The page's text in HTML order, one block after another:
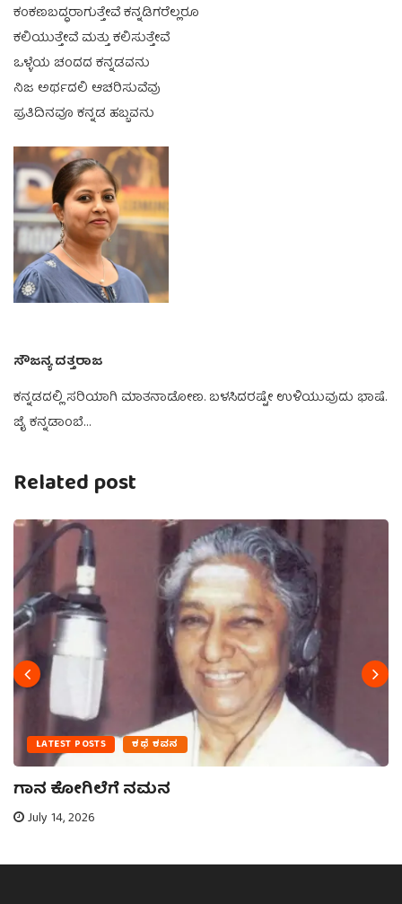
ಕಂಕಣಬದ್ಧರಾಗುತ್ತೇವೆ ಕನ್ನಡಿಗರೆಲ್ಲರೂ
ಕಲಿಯುತ್ತೇವೆ ಮತ್ತು ಕಲಿಸುತ್ತೇವೆ
ಒಳ್ಳೆಯ ಚಂದದ ಕನ್ನಡವನು
ನಿಜ ಅರ್ಥದಲಿ ಆಚರಿಸುವೆವು
ಪ್ರತಿದಿನವೂ ಕನ್ನಡ ಹಬ್ಬವನು
ಸೌಜನ್ಯ ದತ್ತರಾಜ
ಕನ್ನಡದಲ್ಲಿ ಸರಿಯಾಗಿ ಮಾತನಾಡೋಣ. ಬಳಸಿದರಷ್ಟೇ ಉಳಿಯುವುದು ಭಾಷೆ.
ಜೈ ಕನ್ನಡಾಂಬೆ…
Related post
LATEST POSTS ಕಥೆ ಕವನ
ಗಾನ ಕೋಗಿಲೆಗೆ ನಮನ
July 14, 2026